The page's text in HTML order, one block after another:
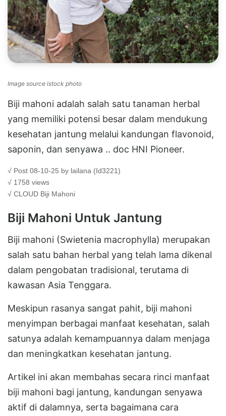
Image source istock photo
Biji mahoni adalah salah satu tanaman herbal
yang memiliki potensi besar dalam mendukung
kesehatan jantung melalui kandungan flavonoid,
saponin, dan senyawa .. doc HNI Pioneer.
√ Post 08-10-25 by lailana (Id3221)
√ 1758 views
√ CLOUD Biji Mahoni
Biji Mahoni Untuk Jantung
Biji mahoni (Swietenia macrophylla) merupakan
salah satu bahan herbal yang telah lama dikenal
dalam pengobatan tradisional, terutama di
kawasan Asia Tenggara.
Meskipun rasanya sangat pahit, biji mahoni
menyimpan berbagai manfaat kesehatan, salah
satunya adalah kemampuannya dalam menjaga
dan meningkatkan kesehatan jantung.
Artikel ini akan membahas secara rinci manfaat
biji mahoni bagi jantung, kandungan senyawa
aktif di dalamnya, serta bagaimana cara